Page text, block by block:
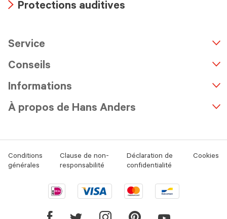
iconProtections auditives
Service
Conseils
Informations
À propos de Hans Anders
Conditions
générales
Clause de non-
responsabilité
Déclaration de
confidentialité
Cookies
Ideal
logo
Visa
logo
Mastercard
logo
Bancontact
logo